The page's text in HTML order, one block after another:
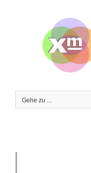
Gehe zu ...